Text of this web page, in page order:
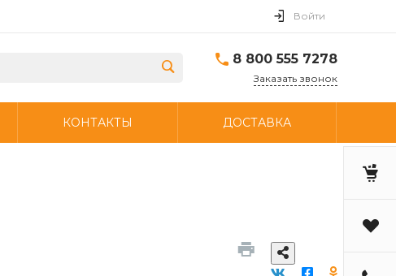
Войти
8 800 555 7278
Заказать звонок
КОНТАКТЫ ДОСТАВКА